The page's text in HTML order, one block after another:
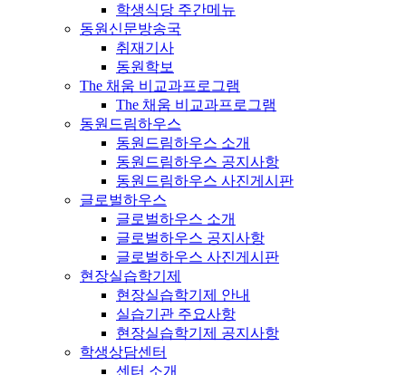
학생식당 주간메뉴
동원신문방송국
취재기사
동원학보
The 채움 비교과프로그램
The 채움 비교과프로그램
동원드림하우스
동원드림하우스 소개
동원드림하우스 공지사항
동원드림하우스 사진게시판
글로벌하우스
글로벌하우스 소개
글로벌하우스 공지사항
글로벌하우스 사진게시판
현장실습학기제
현장실습학기제 안내
실습기관 주요사항
현장실습학기제 공지사항
학생상담센터
센터 소개